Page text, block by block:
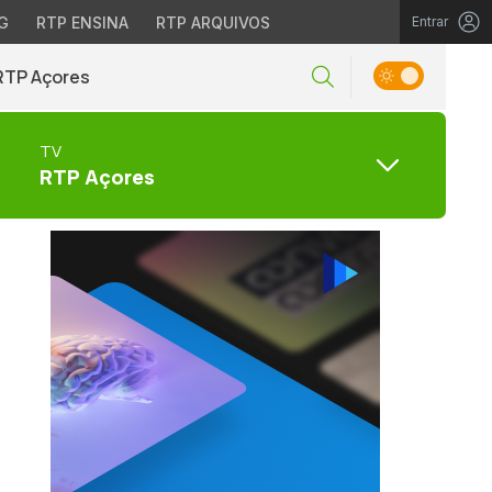
RTP ENSINA RTP ARQUIVOS Entrar
Açores
TV
RTP Açores